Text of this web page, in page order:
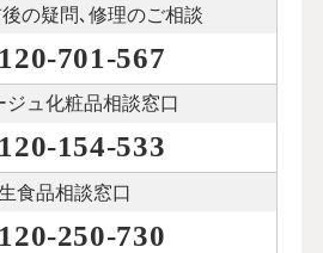
の疑問､修理のご相談
701-567
ジュ化粧品相談窓口
154-533
食品相談窓口
250-730